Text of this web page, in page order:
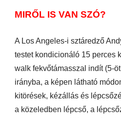
MIRŐL IS VAN SZÓ?
A Los Angeles-i sztáredző
testet kondicionáló 15 perces
walk fekvőtámasszal indít (5-
irányba, a képen látható
kitörések, kézállás és
a közeledben lépcső, a